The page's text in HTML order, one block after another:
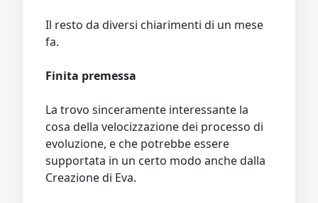
Il resto da diversi chiarimenti di un mese
fa.
Finita premessa
La trovo sinceramente interessante la
cosa della velocizzazione dei processo di
evoluzione, e che potrebbe essere
supportata in un certo modo anche dalla
Creazione di Eva.